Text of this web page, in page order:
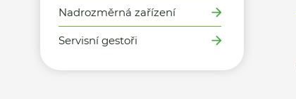
Nadrozměrná zařízení
Servisní gestoři